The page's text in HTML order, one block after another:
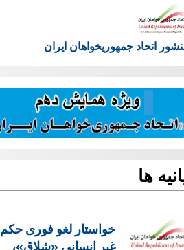
اتحاد جمهوریخواهان ایران
ها
خواستار لغو فوری حکم
غیر انسانی «شلاق»،